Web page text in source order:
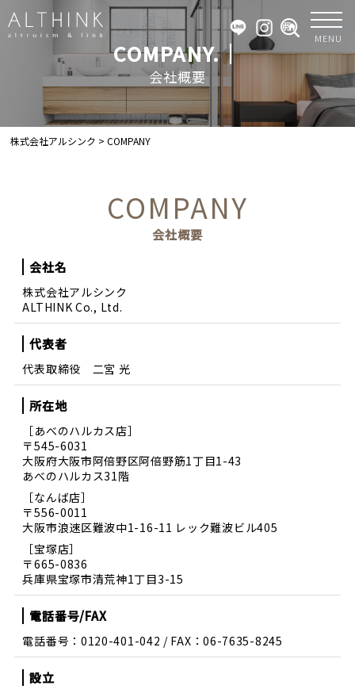
MENU
COMPANY.｜
会社概要
株式会社アルシンク >COMPANY
COMPANY
会社概要
会社名
株式会社アルシンク
ALTHINK Co., Ltd.
代表者
代表取締役 二宮 光
所在地
［あべのハルカス店］
〒545-6031
大阪府大阪市阿倍野区阿倍野筋1丁目1-43
あべのハルカス31階
［なんば店］
〒556-0011
大阪市浪速区難波中1-16-11 レック難波ビル405
［宝塚店］
〒665-0836
兵庫県宝塚市清荒神1丁目3-15
電話番号/FAX
電話番号：0120-401-042 / FAX：06-7635-8245
設立